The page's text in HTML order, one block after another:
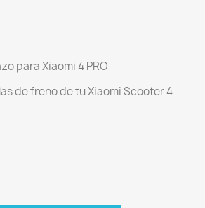
para Xiaomi 4 PRO
de freno de tu Xiaomi Scooter 4